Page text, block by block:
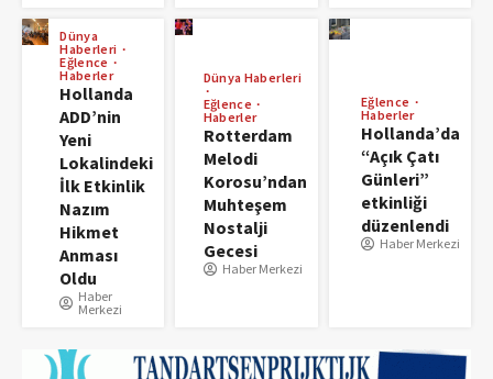
Dünya
Haberleri
Eğlence
Haberler
Hollanda
ADD’nin
Yeni
Lokalindeki
İlk Etkinlik
Nazım
Hikmet
Anması
Oldu
Haber
Merkezi
Dünya Haberleri
Eğlence
Haberler
Rotterdam
Melodi
Korosu’ndan
Muhteşem
Nostalji
Gecesi
Haber Merkezi
Eğlence
Haberler
Hollanda’da
“Açık Çatı
Günleri”
etkinliği
düzenlendi
Haber Merkezi